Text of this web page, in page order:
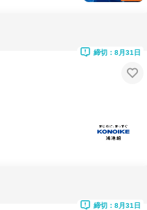
締切：8月31日
締切：8月31日